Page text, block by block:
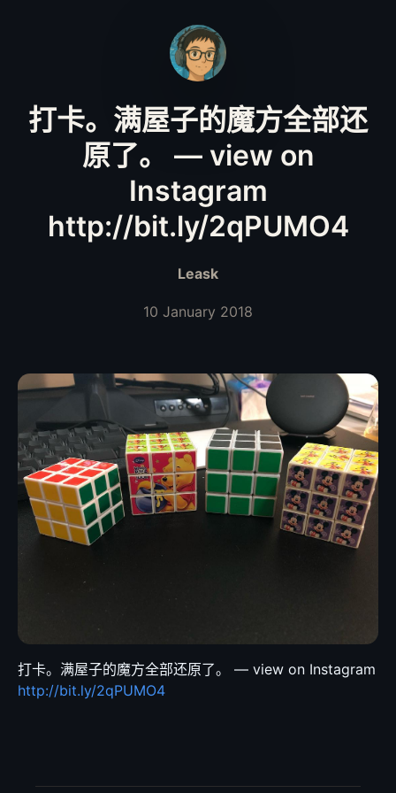
打卡。满屋子的魔方全部还
原了。 — view on
Instagram
http://bit.ly/2qPUMO4
Leask
10 January 2018
打卡。满屋子的魔方全部还原了。 — view on Instagram
http://bit.ly/2qPUMO4